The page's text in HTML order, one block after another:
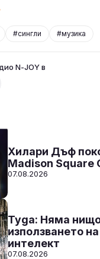
#сингли #музика
N-JOY в
Хилари Дъф
Madison Square
07.08.2026
Tyga: Няма
използването
интелект
07.08.2026